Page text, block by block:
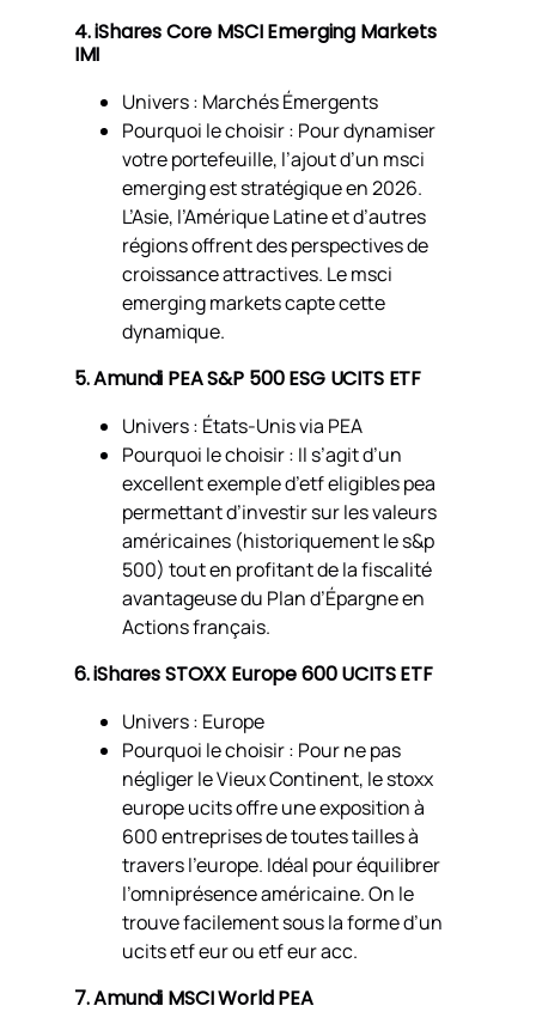
4. iShares Core MSCI Emerging Markets
IMI
Univers : Marchés Émergents
Pourquoi le choisir : Pour dynamiser
votre portefeuille, l’ajout d’un msci
emerging est stratégique en 2026.
L’Asie, l’Amérique Latine et d’autres
régions offrent des perspectives de
croissance attractives. Le msci
emerging markets capte cette
dynamique.
5. Amundi PEA S&P 500 ESG UCITS ETF
Univers : États-Unis via PEA
Pourquoi le choisir : Il s’agit d’un
excellent exemple d’etf eligibles pea
permettant d’investir sur les valeurs
américaines (historiquement le s&p
500) tout en profitant de la fiscalité
avantageuse du Plan d’Épargne en
Actions français.
6. iShares STOXX Europe 600 UCITS ETF
Univers : Europe
Pourquoi le choisir : Pour ne pas
négliger le Vieux Continent, le stoxx
europe ucits offre une exposition à
600 entreprises de toutes tailles à
travers l’europe. Idéal pour équilibrer
l’omniprésence américaine. On le
trouve facilement sous la forme d’un
ucits etf eur ou etf eur acc.
7. Amundi MSCI World PEA